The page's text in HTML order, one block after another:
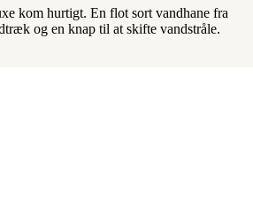
kom hurtigt. En flot sort vandhane fra
og en knap til at skifte vandstråle.